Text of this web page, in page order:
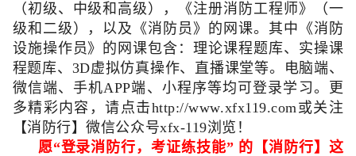
（初级、中级和高级） ， 《注册消防工程师》（一
级和二级） ，以及 《消防员 》 的网课。 其中 《消防
设施操作员》的网课包含：理论课程题库、实操课
程题库、3D虚拟仿真操作、直播课堂等。电脑端、
微信端、手机APP端、小程序等均可登录学习。更
多精彩内容，请点击http://www.xfx119.com 或关注
【消防行】微信公众号xfx-119浏览！
愿“登录消防行，考证练技能” 的【消防行】这